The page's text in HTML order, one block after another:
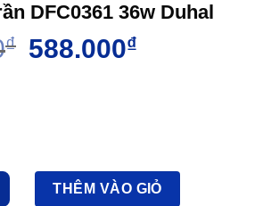
DFC0361 36w Duhal
₫ Giá
588.000₫
THÊM VÀO GIỎ